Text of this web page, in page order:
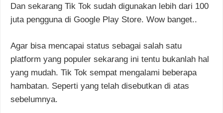
Dan sekarang Tik Tok sudah digunakan lebih dari 100
juta pengguna di Google Play Store. Wow banget..
Agar bisa mencapai status sebagai salah satu
platform yang populer sekarang ini tentu bukanlah hal
yang mudah. Tik Tok sempat mengalami beberapa
hambatan. Seperti yang telah disebutkan di atas
sebelumnya.